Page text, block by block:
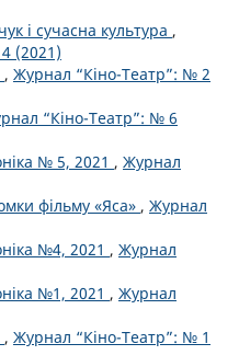
і сучасна культура ,
(2021)
, Журнал “Кіно-Театр”: № 2
“Кіно-Театр”: № 6
№ 5, 2021 , Журнал
фільму «Яса» , Журнал
№4, 2021 , Журнал
№1, 2021 , Журнал
, Журнал “Кіно-Театр”: № 1